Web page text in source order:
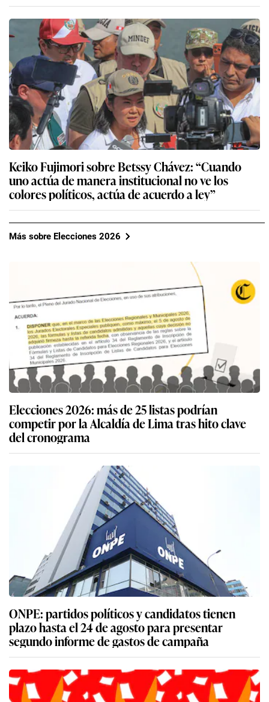
Keiko Fujimori sobre Betssy Chávez: “Cuando
uno actúa de manera institucional no ve los
colores políticos, actúa de acuerdo a ley”
Más sobre Elecciones 2026
Elecciones 2026: más de 25 listas podrían
competir por la Alcaldía de Lima tras hito clave
del cronograma
ONPE: partidos políticos y candidatos tienen
plazo hasta el 24 de agosto para presentar
segundo informe de gastos de campaña